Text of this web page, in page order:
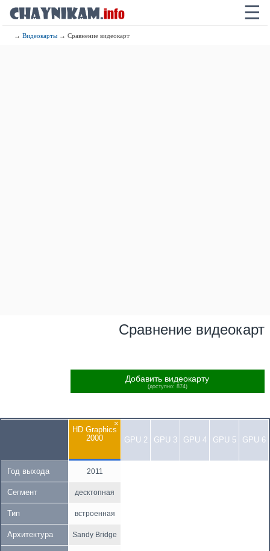
☰
→Видеокарты → Сравнение видеокарт
Сравнение видеокарт
Добавить видеокарту
(доступно: 874)
×
HD Graphics
2000
GPU 2 GPU 3 GPU 4 GPU 5 GPU 6
Год выхода 2011
Сегмент десктопная
Тип встроенная
Архитектура Sandy Bridge